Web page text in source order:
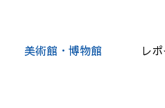
美術館・博物館 レ